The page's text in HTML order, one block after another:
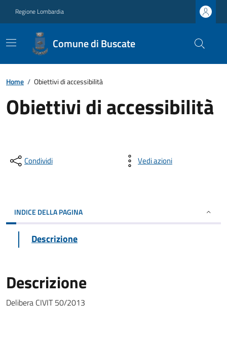
Regione Lombardia
Comune di Buscate
Home / Obiettivi di accessibilità
Obiettivi di accessibilità
Condividi Vedi azioni
INDICE DELLA PAGINA
Descrizione
Descrizione
Delibera CIVIT 50/2013